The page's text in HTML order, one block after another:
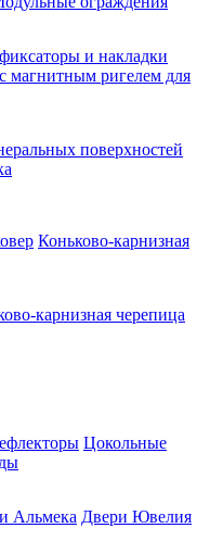
и накладки
магнитным ригелем для
поверхностей
Коньково-карнизная
карнизная черепица
Цокольные
Альмека Двери Ювелия